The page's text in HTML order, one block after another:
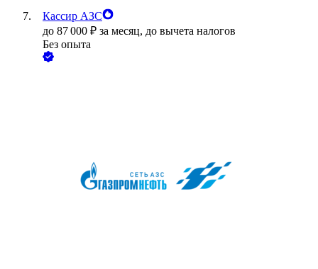
Кассир АЗС
до 87 000 ₽ за месяц, до вычета налогов
Без опыта